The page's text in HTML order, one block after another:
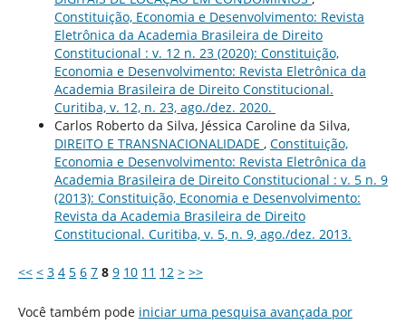
Constituição, Economia e Desenvolvimento: Revista
Eletrônica da Academia Brasileira de Direito
Constitucional : v. 12 n. 23 (2020): Constituição,
Economia e Desenvolvimento: Revista Eletrônica da
Academia Brasileira de Direito Constitucional.
Curitiba, v. 12, n. 23, ago./dez. 2020.
Carlos Roberto da Silva, Jéssica Caroline da Silva,
DIREITO E TRANSNACIONALIDADE , Constituição,
Economia e Desenvolvimento: Revista Eletrônica da
Academia Brasileira de Direito Constitucional : v. 5 n. 9
(2013): Constituição, Economia e Desenvolvimento:
Revista da Academia Brasileira de Direito
Constitucional. Curitiba, v. 5, n. 9, ago./dez. 2013.
<< < 3 4 5 6 7 8 9 10 11 12 > >>
Você também pode iniciar uma pesquisa avançada por